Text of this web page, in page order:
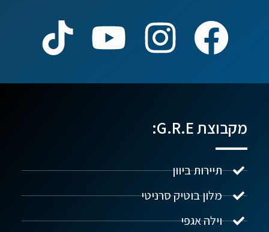
מקבוצת G.R.E:
תיירות ביוון
מלון בוטיק סרניטי
וילה אגפי
נדל"ן ביוון G.R.E